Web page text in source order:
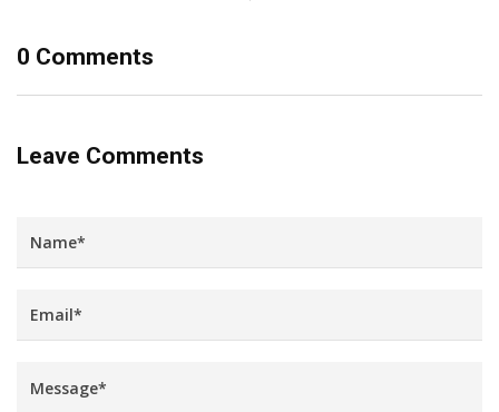
0 Comments
Leave Comments